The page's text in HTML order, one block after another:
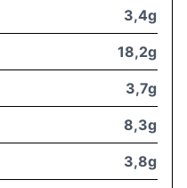
3,4g
18,2g
3,7g
8,3g
3,8g